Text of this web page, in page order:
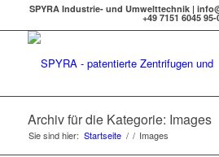
SPYRA Industrie- und Umwelttechnik |
+49 7151 6045 95-
Archiv für die Kategorie: Images
Sie sind hier: Startseite / / Images